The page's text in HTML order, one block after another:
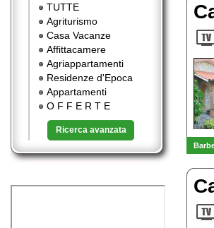
TUTTE
Agriturismo
Casa Vacanze
Affittacamere
Agriappartamenti
Residenze d'Epoca
Appartamenti
O F F E R T E
Ricerca avanzata